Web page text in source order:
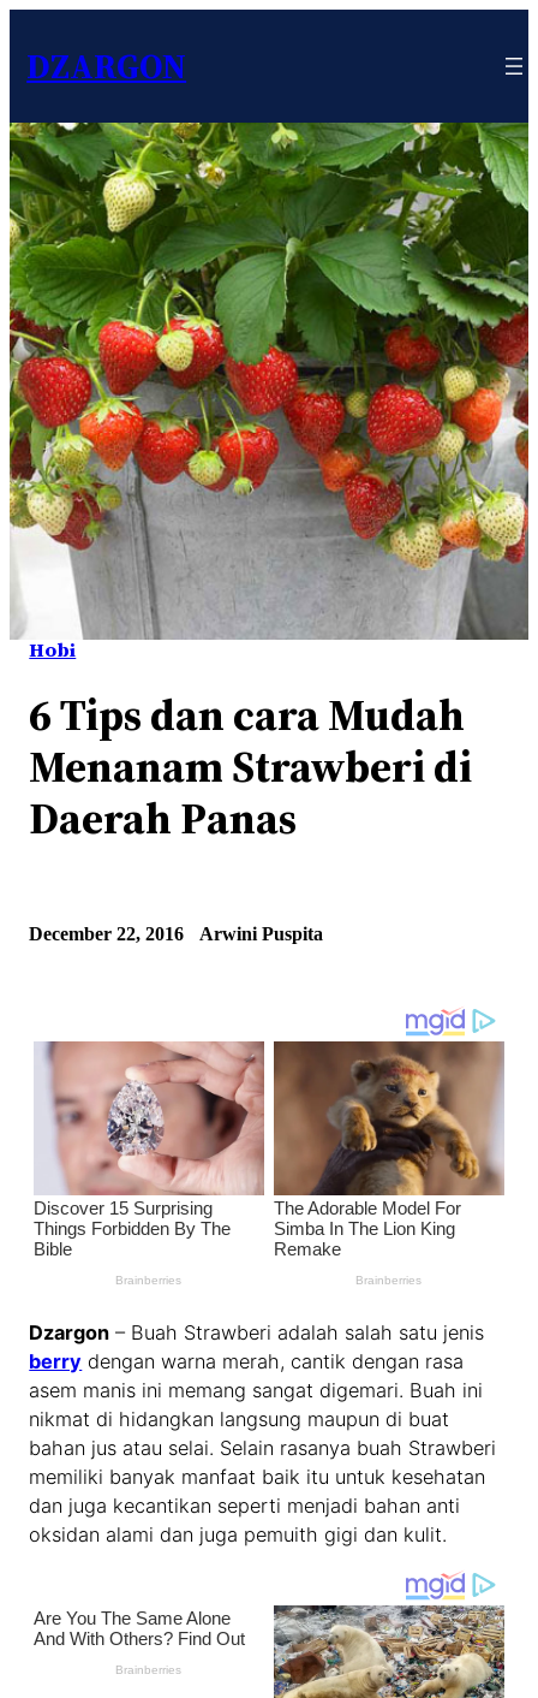
DZARGON
Hobi
6 Tips dan cara Mudah
Menanam Strawberi di
Daerah Panas
December 22, 2016 Arwini Puspita
Dzargon – Buah Strawberi adalah salah satu jenis
berry dengan warna merah, cantik dengan rasa
asem manis ini memang sangat digemari. Buah ini
nikmat di hidangkan langsung maupun di buat
bahan jus atau selai. Selain rasanya buah Strawberi
memiliki banyak manfaat baik itu untuk kesehatan
dan juga kecantikan seperti menjadi bahan anti
oksidan alami dan juga pemuith gigi dan kulit.